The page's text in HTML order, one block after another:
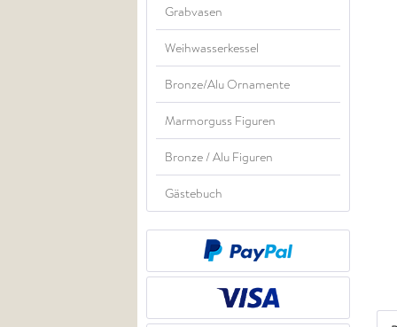
Grabvasen
Weihwasserkessel
Bronze/Alu Ornamente
Marmorguss Figuren
Bronze / Alu Figuren
Gästebuch